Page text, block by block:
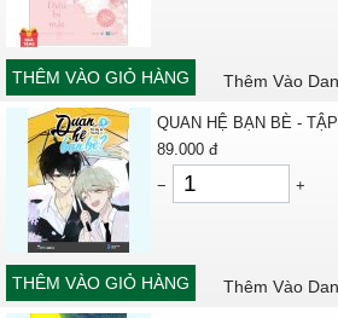
THÊM VÀO GIỎ HÀNG Thêm Vào
QUAN HỆ BẠN BÈ -
89.000 đ
−
+
THÊM VÀO GIỎ HÀNG Thêm Vào